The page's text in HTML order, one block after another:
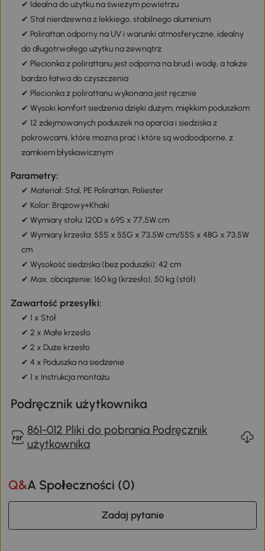
✔ Idealna do użytku na świeżym powietrzu
✔ Stal nierdzewna z lekkiego, stabilnego aluminium
✔ Polirattan odporny na UV i warunki atmosferyczne, idealny
do długotrwałego użytku na zewnątrz
✔ Plecionka z polirattanu jest odporna na brud i wodę, a także
bardzo łatwa do czyszczenia
✔ Plecionka z polirattanu wykonana jest ręcznie
✔ Wysoki komfort siedzenia dzięki dużym, miękkim poduszkom
✔ 12 zdejmowanych poduszek na oparcia i siedziska z
pokrowcami, które można prać i które są wodoodporne, z
zamkiem błyskawicznym
Parametry:
✔ Materiał: Stal, PE Polirattan, Poliester
✔ Kolor: Brązowy+Khaki
✔ Wymiary stołu: 120D x 69S x 77,5W cm
✔ Wymiary krzesła: 55S x 55G x 73,5W cm/55S x 48G x 73,5W
cm
✔ Wysokość siedziska (bez poduszki): 42 cm
✔ Max. obciążenie: 160 kg (krzesło), 50 kg (stół)
Zawartość przesyłki:
✔ 1 x Stół
✔ 2 x Małe krzesło
✔ 2 x Duże krzesło
✔ 4 x Poduszka na siedzenie
✔ 1 x Instrukcja montażu
Podręcznik użytkownika
861-012 Pliki do pobrania Podręcznik
użytkownika
Q&A Społeczności (0)
Zadaj pytanie